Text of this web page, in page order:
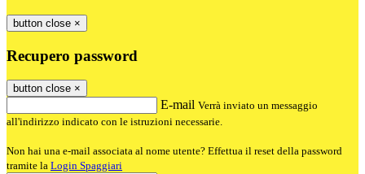
button close ×
Recupero password
button close ×
E-mail Verrà inviato un messaggio
all'indirizzo indicato con le istruzioni necessarie.
Non hai una e-mail associata al nome utente? Effettua il reset della password
tramite la Login Spaggiari